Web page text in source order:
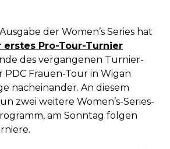
der Women’s Series hat
erstes Pro-Tour-Turnier
des vergangenen Turnier-
PDC Frauen-Tour in Wigan
nacheinander. An diesem
zwei weitere Women’s-Series-
am Sonntag folgen